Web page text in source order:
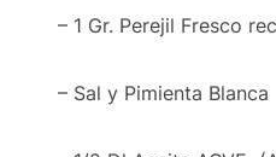
– 1 Gr. Perejil Fresco
– Sal y Pimienta Blanca